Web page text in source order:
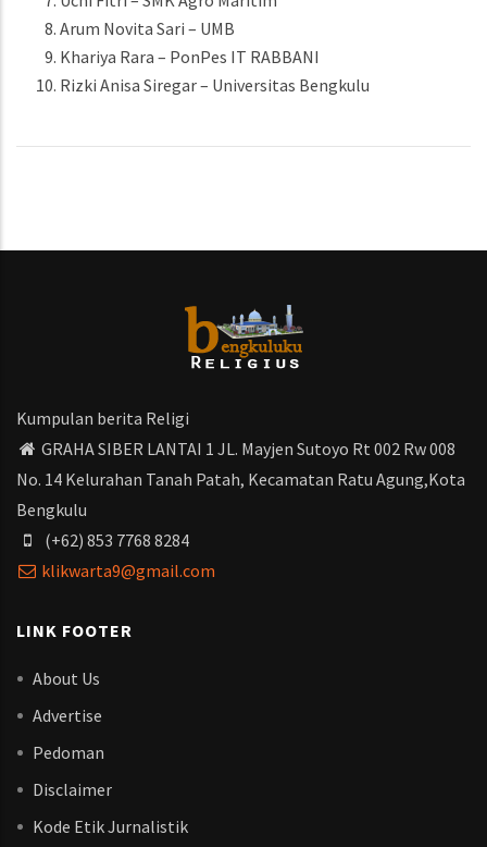
Arum Novita Sari – UMB
Khariya Rara – PonPes IT RABBANI
Rizki Anisa Siregar – Universitas Bengkulu
Kumpulan berita Religi
GRAHA SIBER LANTAI 1 JL. Mayjen Sutoyo Rt 002 Rw 008
No. 14 Kelurahan Tanah Patah, Kecamatan Ratu Agung,Kota
Bengkulu
(+62) 853 7768 8284
klikwarta9@gmail.com
LINK FOOTER
About Us
Advertise
Pedoman
Disclaimer
Kode Etik Jurnalistik